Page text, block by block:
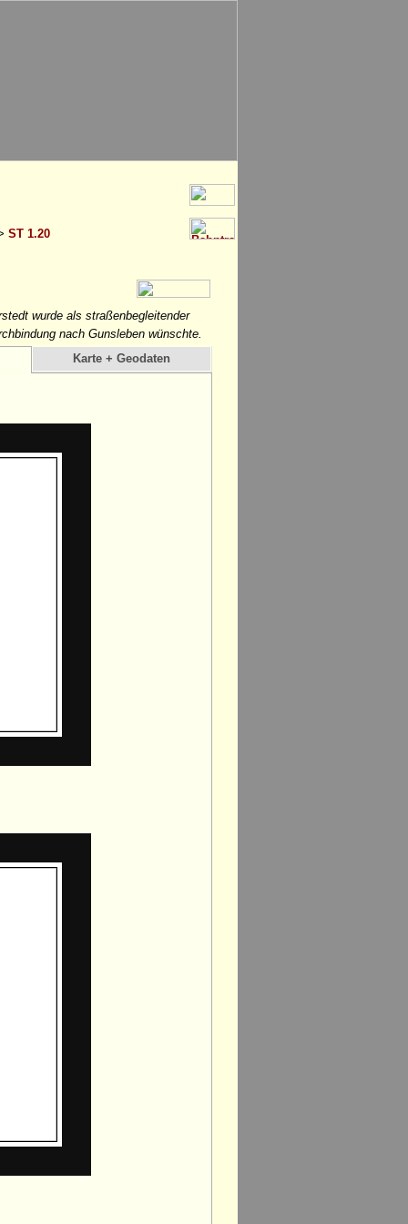
ST 1.20
wurde als straßenbegleitender
nach Gunsleben wünschte.
Karte + Geodaten